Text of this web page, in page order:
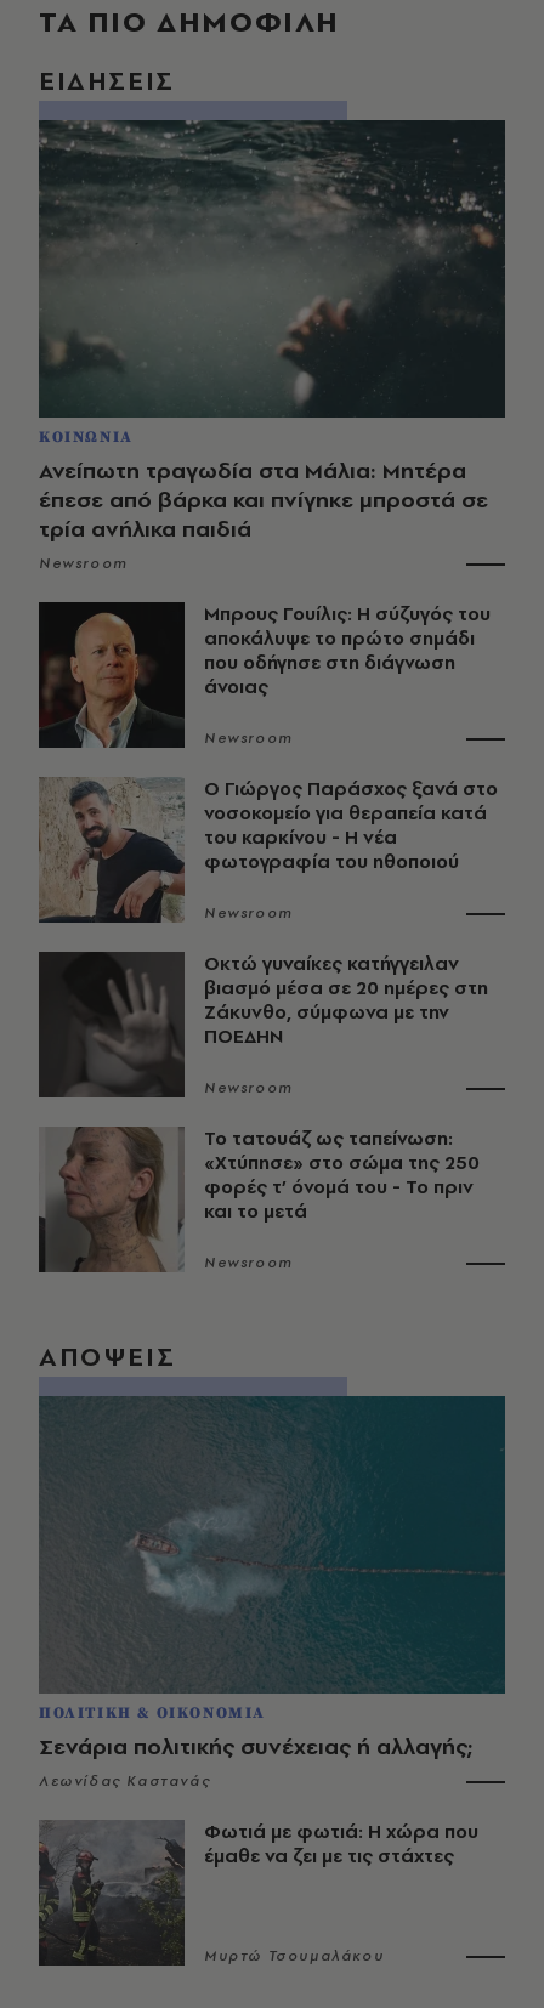
ΤΑ ΠΙΟ ΔΗΜΟΦΙΛΗ
ΕΙΔΗΣΕΙΣ
ΚΟΙΝΩΝΙΑ
Ανείπωτη τραγωδία στα Μάλια: Μητέρα
έπεσε από βάρκα και πνίγηκε μπροστά σε
τρία ανήλικα παιδιά
Newsroom
Μπρους Γουίλις: Η σύζυγός του
αποκάλυψε το πρώτο σημάδι
που οδήγησε στη διάγνωση
άνοιας
Newsroom
O Γιώργος Παράσχος ξανά στο
νοσοκομείο για θεραπεία κατά
του καρκίνου - Η νέα
φωτογραφία του ηθοποιού
Newsroom
Οκτώ γυναίκες κατήγγειλαν
βιασμό μέσα σε 20 ημέρες στη
Ζάκυνθο, σύμφωνα με την
ΠΟΕΔΗΝ
Newsroom
Το τατουάζ ως ταπείνωση:
«Χτύπησε» στο σώμα της 250
φορές τ’ όνομά του - Το πριν
και το μετά
Newsroom
ΑΠΟΨΕΙΣ
ΠΟΛΙΤΙΚΗ & ΟΙΚΟΝΟΜΙΑ
Σενάρια πολιτικής συνέχειας ή αλλαγής;
Λεωνίδας Καστανάς
Φωτιά με φωτιά: Η χώρα που
έμαθε να ζει με τις στάχτες
Μυρτώ Τσουμαλάκου